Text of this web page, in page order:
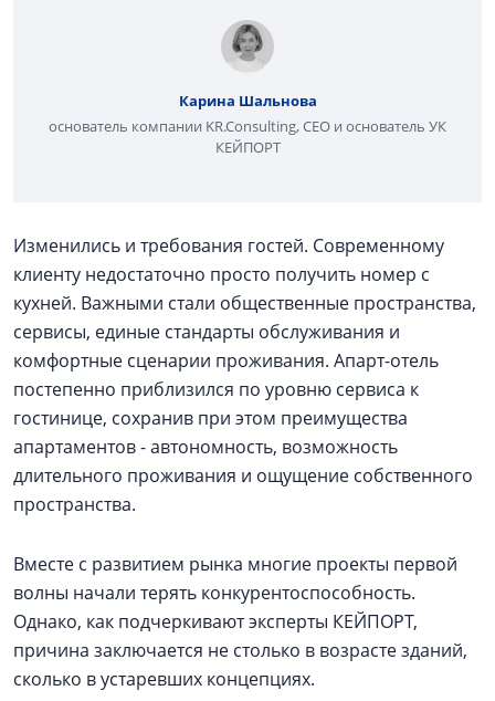
Карина Шальнова
основатель компании KR.Consulting, CEO и основатель УК
КЕЙПОРТ
Изменились и требования гостей. Современному
клиенту недостаточно просто получить номер с
кухней. Важными стали общественные пространства,
сервисы, единые стандарты обслуживания и
комфортные сценарии проживания. Апарт-отель
постепенно приблизился по уровню сервиса к
гостинице, сохранив при этом преимущества
апартаментов - автономность, возможность
длительного проживания и ощущение собственного
пространства.
Вместе с развитием рынка многие проекты первой
волны начали терять конкурентоспособность.
Однако, как подчеркивают эксперты КЕЙПОРТ,
причина заключается не столько в возрасте зданий,
сколько в устаревших концепциях.